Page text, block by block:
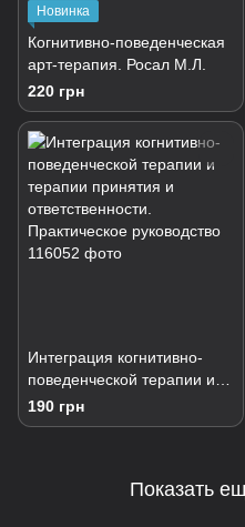
Новинка
Когнитивно-поведенческая
арт-терапия. Росал М.Л.
220 грн
Интеграция когнитивно-
поведенческой терапии и
терапии принятия и
ответственности.
190 грн
Показать